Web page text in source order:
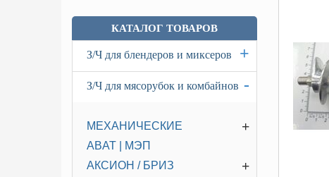
КАТАЛОГ ТОВАРОВ
+
З/Ч для блендеров и миксеров
-
З/Ч для мясорубок и комбайнов
+
МЕХАНИЧЕСКИЕ
ABAT | МЭП
+
АКСИОН / БРИЗ